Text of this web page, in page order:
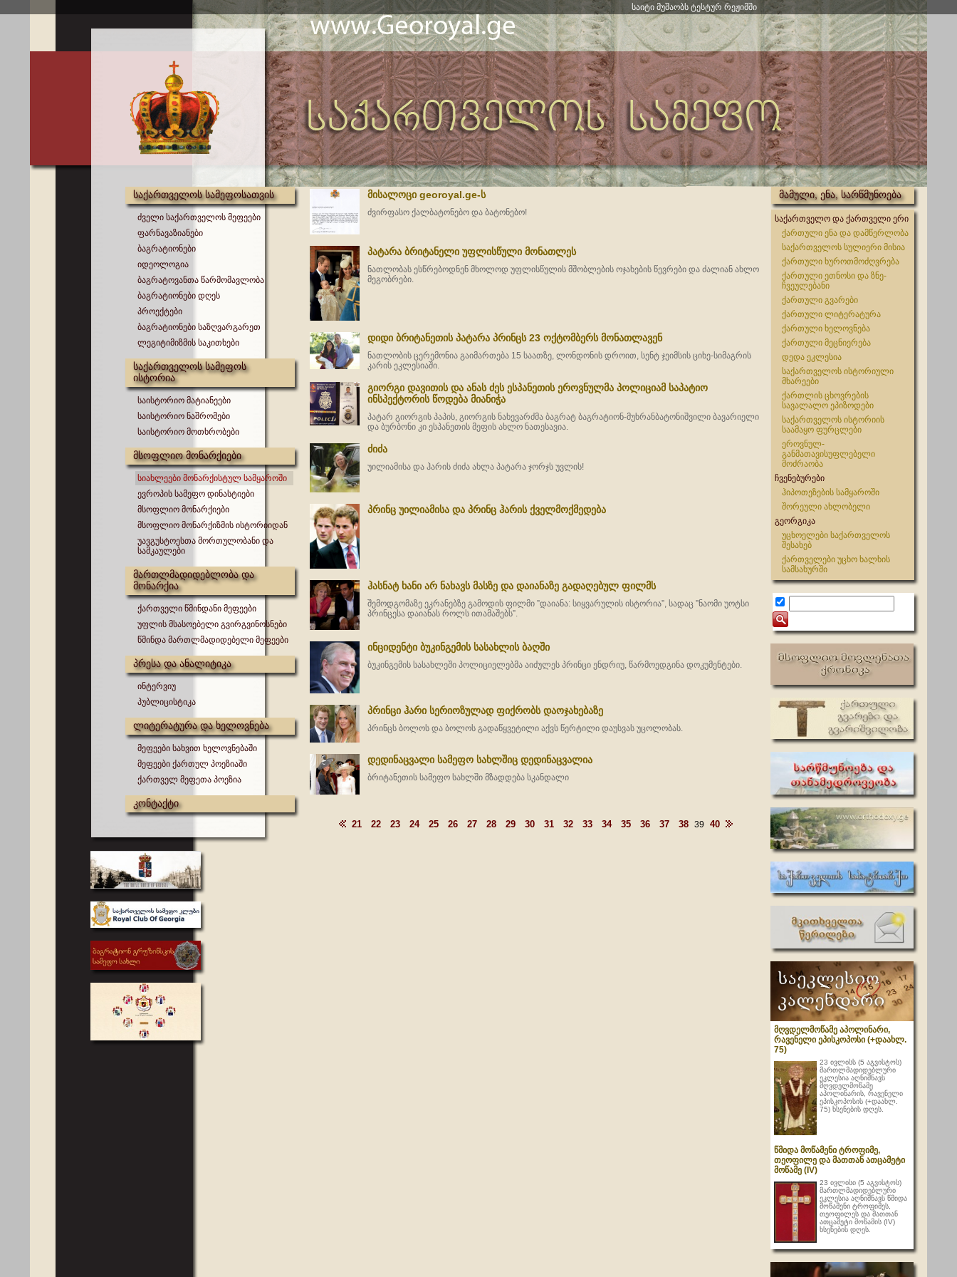
საიტი მუშაობს ტესტურ რეჟიმში
საქართველოს სამეფოსათვის
ძველი საქართველოს მეფეები
ფარნავაზიანები
ბაგრატიონები
იდეოლოგია
ბაგრატოვანთა წარმომავლობა
ბაგრატიონები დღეს
პროექტები
ბაგრატიონები საზღვარგარეთ
ლეგიტიმიზმის საკითხები
საქართველოს სამეფოს
ისტორია
საისტორიო მატიანეები
საისტორიო ნაშრომები
საისტორიო მოთხრობები
მსოფლიო მონარქიები
სიახლეები მონარქისტულ სამყაროში
ევროპის სამეფო დინასტიები
მსოფლიო მონარქიები
მსოფლიო მონარქიზმის ისტორიიდან
უავგუსტოესთა მორთულობანი და
სამკაულები
მართლმადიდებლობა და
მონარქია
ქართველი წმინდანი მეფეები
უფლის მსასოებელი გვირგვინოსნები
წმინდა მართლმადიდებელი მეფეები
პრესა და ანალიტიკა
ინტერვიუ
პუბლიცისტიკა
ლიტერატურა და ხელოვნება
მეფეები სახვით ხელოვნებაში
მეფეები ქართულ პოეზიაში
ქართველ მეფეთა პოეზია
კონტაქტი
მისალოცი georoyal.ge-ს
ძვირფასო ქალბატონებო და ბატონებო!
პატარა ბრიტანელი უფლისწული მონათლეს
ნათლობას ესწრებოდნენ მხოლოდ უფლისწულის მშობლების ოჯახების წევრები და ძალიან ახლო
მეგობრები.
დიდი ბრიტანეთის პატარა პრინცს 23 ოქტომბერს მონათლავენ
ნათლობის ცერემონია გაიმართება 15 საათზე, ლონდონის დროით, სენტ ჯეიმსის ციხე-სიმაგრის
კარის ეკლესიაში.
გიორგი დავითის და ანას ძეს ესპანეთის ეროვნულმა პოლიციამ საპატიო
ინსპექტორის წოდება მიანიჭა
პატარ გიორგის პაპის, გიორგის ნახევარძმა ბაგრატ ბაგრატიონ-მუხრანბატონიშვილი ბავარიელი
და ბურბონი კი ესპანეთის მეფის ახლო ნათესავია.
ძიძა
უილიამისა და ჰარის ძიძა ახლა პატარა ჯორჯს უვლის!
პრინც უილიამისა და პრინც ჰარის ქველმოქმედება
ჰასნატ ხანი არ ნახავს მასზე და დაიანაზე გადაღებულ ფილმს
შემოდგომაზე ეკრანებზე გამოდის ფილმი ”დაიანა: სიყვარულის ისტორია”, სადაც ”ნაომი უოტსი
პრინცესა დაიანას როლს ითამაშებს”.
ინციდენტი ბუკინგემის სასახლის ბაღში
ბუკინგემის სასახლეში პოლიციელებმა აიძულეს პრინცი ენდრიუ, წარმოედგინა დოკუმენტები.
პრინცი ჰარი სერიოზულად ფიქრობს დაოჯახებაზე
პრინცს ბოლოს და ბოლოს გადაწყვეტილი აქვს წერტილი დაუსვას უცოლობას.
დედინაცვალი სამეფო სახლშიც დედინაცვალია
ბრიტანეთის სამეფო სახლში მზადდება სკანდალი
21 22 23 24 25 26 27 28 29 30 31 32 33 34 35 36 37 38 39 40
მამული, ენა, სარწმუნოება
საქართველო და ქართველი ერი
ქართული ენა და დამწერლობა
საქართველოს სულიერი მისია
ქართული ხუროთმოძღვრება
ქართული ეთნოსი და ზნე-
ჩვეულებანი
ქართული გვარები
ქართული ლიტერატურა
ქართული ხელოვნება
ქართული მეცნიერება
დედა ეკლესია
საქართველოს ისტორიული
მხარეები
ქართლის ცხოვრების
სავალალო ეპიზოდები
საქართველოს ისტორიის
საამაყო ფურცლები
ეროვნულ-
განმათავისუფლებელი
მოძრაობა
ჩვენებურები
ჰიპოთეზების სამყაროში
შორეული ახლობელი
გეორგიკა
უცხოელები საქართველოს
შესახებ
ქართველები უცხო ხალხის
სამსახურში
მღვდელმოწამე აპოლინარი,
რავენელი ეპისკოპოსი (+დაახლ.
75)
23 ივლისს (5 აგვისტოს)
მართლმადიდებლური
ეკლესია აღნიშნავს
მღვდელმოწამე
აპოლინარის, რავენელი
ეპისკოპოსის (+დაახლ.
75) ხსენების დღეს.
წმიდა მოწამენი ტროფიმე,
თეოფილე და მათთან ათცამეტი
მოწამე (IV)
23 ივლისი (5 აგვისტოს)
მართლმადიდებლური
ეკლესია აღნიშნავს წმიდა
მოწამენი ტროფიმეს,
თეოფილეს და მათთან
ათცამეტი მოწამის (IV)
ხსენების დღეს.